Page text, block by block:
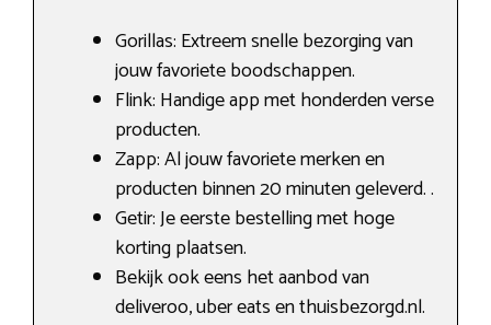
Gorillas: Extreem snelle bezorging van
jouw favoriete boodschappen.
Flink: Handige app met honderden verse
producten.
Zapp: Al jouw favoriete merken en
producten binnen 20 minuten geleverd. .
Getir: Je eerste bestelling met hoge
korting plaatsen.
Bekijk ook eens het aanbod van
deliveroo, uber eats en thuisbezorgd.nl.